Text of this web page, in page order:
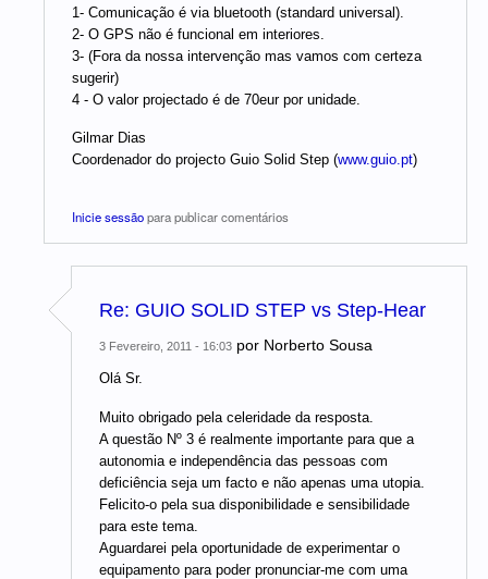
1- Comunicação é via bluetooth (standard universal).
2- O GPS não é funcional em interiores.
3- (Fora da nossa intervenção mas vamos com certeza
sugerir)
4 - O valor projectado é de 70eur por unidade.
Gilmar Dias
Coordenador do projecto Guio Solid Step (www.guio.pt)
Inicie sessãopara publicar comentários
Re: GUIO SOLID STEP vs Step-Hear
3 Fevereiro, 2011 - 16:03 por Norberto Sousa
Olá Sr.
Muito obrigado pela celeridade da resposta.
A questão Nº 3 é realmente importante para que a
autonomia e independência das pessoas com
deficiência seja um facto e não apenas uma utopia.
Felicito-o pela sua disponibilidade e sensibilidade
para este tema.
Aguardarei pela oportunidade de experimentar o
equipamento para poder pronunciar-me com uma